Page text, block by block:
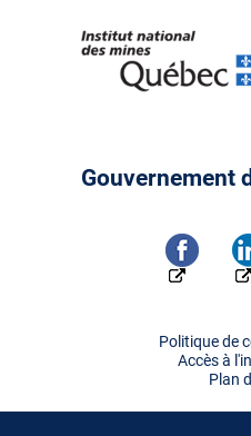
Gouvernement
Politique de
Accès à
Plan